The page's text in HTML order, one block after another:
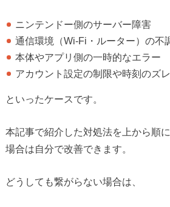
ニンテンドー側のサーバー障害
通信環境（Wi-Fi・ルーター）の不
本体やアプリ側の一時的なエラー
アカウント設定の制限や時刻のズレ
といったケースです。
本記事で紹介した対処法を上から順
場合は自分で改善できます。
どうしても繋がらない場合は、